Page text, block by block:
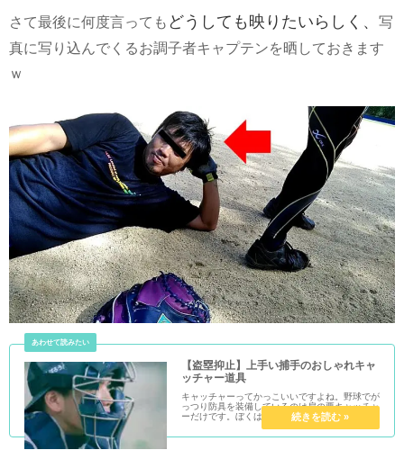
さて最後に何度言っても どうしても映りたいらしく、 写
真に写り込んでくるお調子者キャプテンを晒しておきます
ｗ
【盗塁抑止】上手い捕手のおしゃれキャ
ッチャー道具
キャッチャーってかっこいいですよね。野球でが
っつり防具を装備しているのは扇の要キャッチャ
ーだけです。ぼくはキャッチャーの身なりを見て
盗塁にトライするか判断します。そんな盗塁抑止
力もあるキャッチャー道具の選び方とはどういる